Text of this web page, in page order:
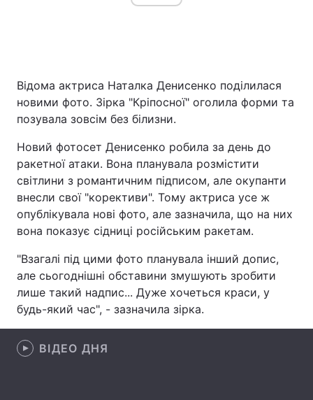
Головна Війна
Україна
Економіка Світ
Наука
Техно і зв'язок Лайт
Зброя Інциденти
Здоров'я Туризм
Цікавинки Погода
Екологія
Відома актриса Наталка Денисенко поділилася
новими фото. Зірка "Кріпосної" оголила форми та
позувала зовсім без білизни.
Новий фотосет Денисенко робила за день до
ракетної атаки. Вона планувала розмістити
світлини з романтичним підписом, але окупанти
внесли свої "корективи". Тому актриса усе ж
опублікувала нові фото, але зазначила, що на них
вона показує сідниці російським ракетам.
"Взагалі під цими фото планувала інший допис,
але сьогоднішні обставини змушують зробити
лише такий надпис... Дуже хочеться краси, у
будь-який час", - зазначила зірка.
ВІДЕО ДНЯ